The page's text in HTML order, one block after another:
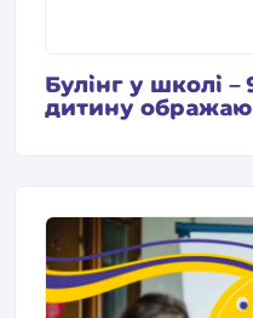
Булінг у школі
дитину